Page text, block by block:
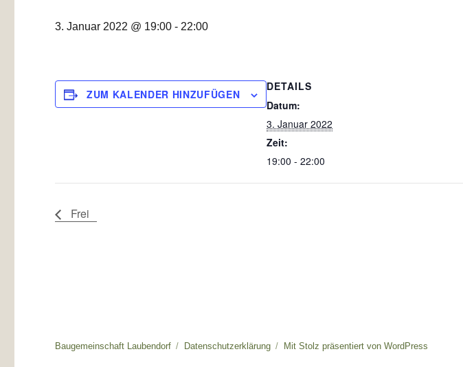
3. Januar 2022 @ 19:00 - 22:00
ZUM KALENDER HINZUFÜGEN
DETAILS
Datum:
3. Januar 2022
Zeit:
19:00 - 22:00
Frei
Baugemeinschaft Laubendorf Datenschutzerklärung Mit Stolz präsentiert von WordPress